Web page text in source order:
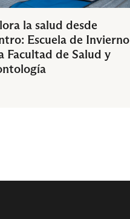
la salud desde
Escuela de Invierno
Facultad de Salud y